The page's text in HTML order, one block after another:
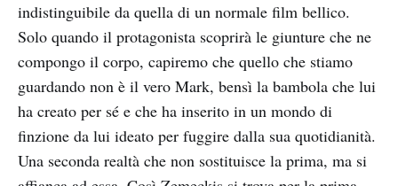
indistinguibile da quella di un normale film bellico.
Solo quando il protagonista scoprirà le giunture che ne
compongo il corpo, capiremo che quello che stiamo
guardando non è il vero Mark, bensì la bambola che lui
ha creato per sé e che ha inserito in un mondo di
finzione da lui ideato per fuggire dalla sua quotidianità.
Una seconda realtà che non sostituisce la prima, ma si